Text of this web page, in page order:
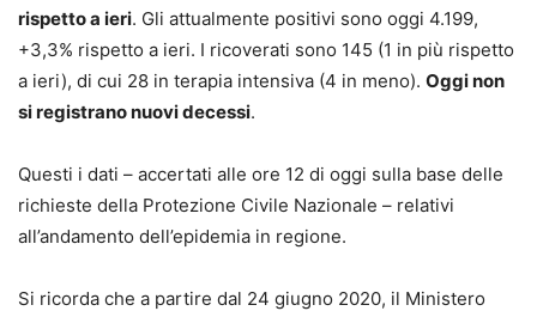
rispetto a ieri. Gli attualmente positivi sono oggi 4.199,
+3,3% rispetto a ieri. I ricoverati sono 145 (1 in più rispetto
a ieri), di cui 28 in terapia intensiva (4 in meno). Oggi non
si registrano nuovi decessi.
Questi i dati – accertati alle ore 12 di oggi sulla base delle
richieste della Protezione Civile Nazionale – relativi
all’andamento dell’epidemia in regione.
Si ricorda che a partire dal 24 giugno 2020, il Ministero